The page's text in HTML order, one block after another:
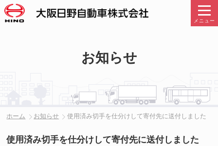
メニュー
お知らせ
ホーム お知らせ 使用済み切手を仕分けして寄付先に送付しました
使用済み切手を仕分けして寄付先に送付しました